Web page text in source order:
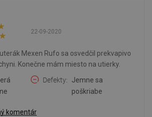
22-09-2020
Mexen Rufo sa osvedčil prekvapivo
Konečne mám miesto na utierky.
Defekty
Jemne sa
poškriabe
komentár